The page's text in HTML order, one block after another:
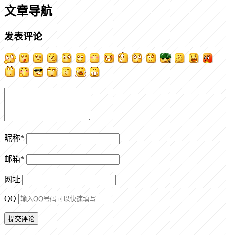
文章导航
发表评论
昵称*
邮箱*
网址
QQ